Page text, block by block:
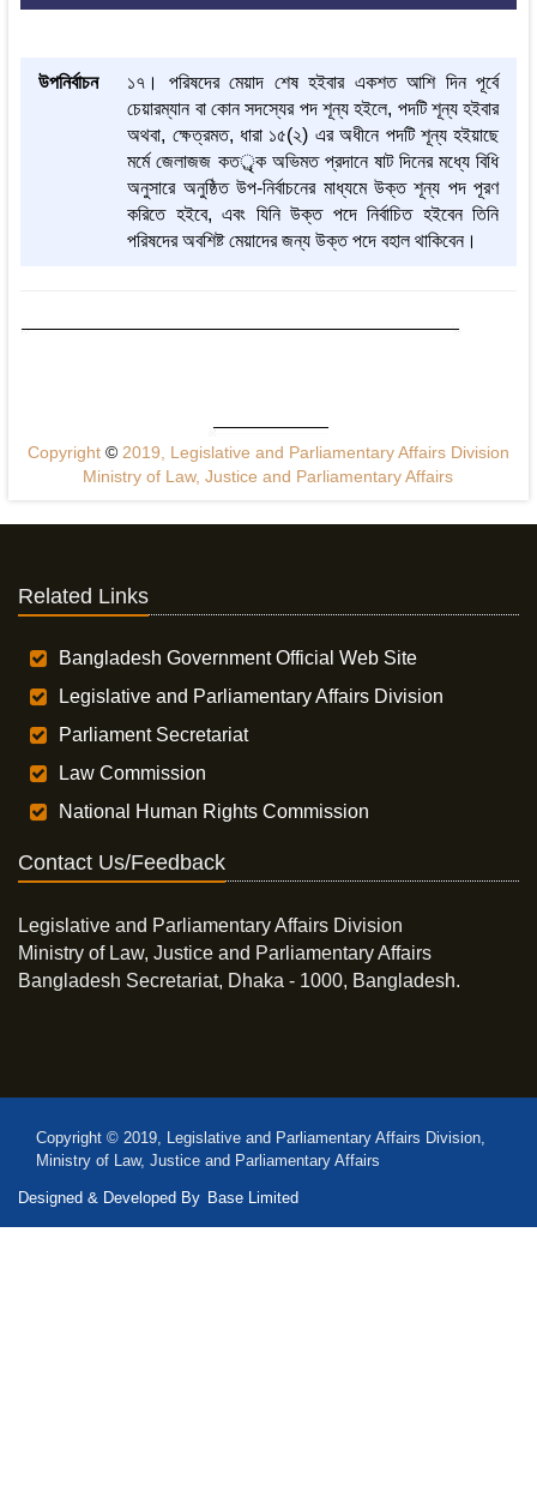
উপনির্বাচন
১৭। পরিষদের মেয়াদ শেষ হইবার একশত আশি দিন পূর্বে
চেয়ারম্যান বা কোন সদস্যের পদ শূন্য হইলে, পদটি শূন্য হইবার
অথবা, ক্ষেত্রমত, ধারা ১৫(২) এর অধীনে পদটি শূন্য হইয়াছে
মর্মে জেলাজজ কতর্ৃক অভিমত প্রদানে ষাট দিনের মধ্যে বিধি
অনুসারে অনুষ্ঠিত উপ-নির্বাচনের মাধ্যমে উক্ত শূন্য পদ পূরণ
করিতে হইবে, এবং যিনি উক্ত পদে নির্বাচিত হইবেন তিনি
পরিষদের অবশিষ্ট মেয়াদের জন্য উক্ত পদে বহাল থাকিবেন।
Copyright ©2019, Legislative and Parliamentary Affairs Division
Ministry of Law, Justice and Parliamentary Affairs
Related Links
Bangladesh Government Official Web Site
Legislative and Parliamentary Affairs Division
Parliament Secretariat
Law Commission
National Human Rights Commission
Contact Us/Feedback
Legislative and Parliamentary Affairs Division
Ministry of Law, Justice and Parliamentary Affairs
Bangladesh Secretariat, Dhaka - 1000, Bangladesh.
Copyright © 2019, Legislative and Parliamentary Affairs Division,
Ministry of Law, Justice and Parliamentary Affairs
Designed & Developed By Base Limited